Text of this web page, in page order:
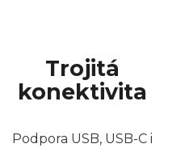
Trojitá
konektivita
Podpora USB, USB-C i